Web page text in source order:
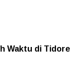
Waktu di Tidore